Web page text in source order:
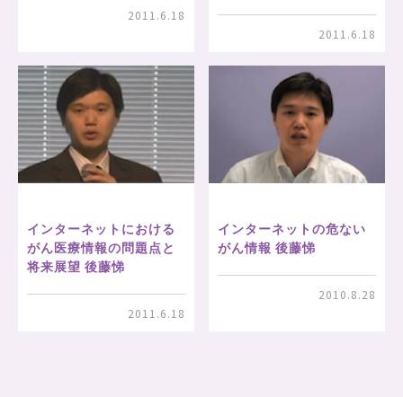
2011.6.18
2011.6.18
インターネットにおける
がん医療情報の問題点と
将来展望 後藤悌
2011.6.18
インターネットの危ない
がん情報 後藤悌
2010.8.28